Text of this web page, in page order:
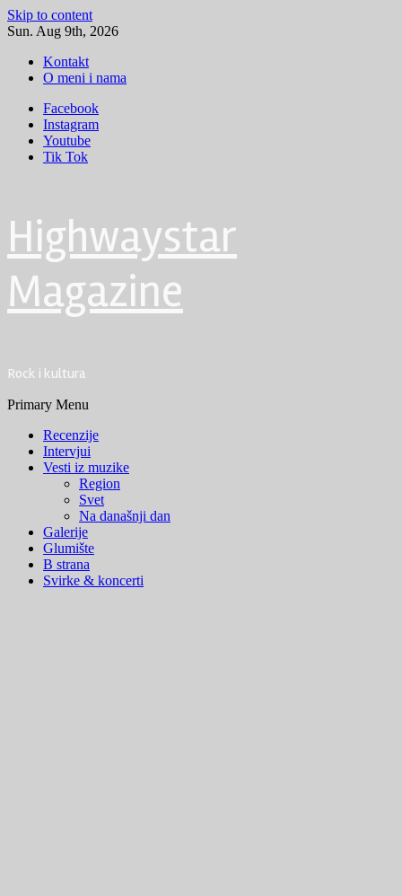
Skip to content
Sun. Aug 9th, 2026
Kontakt
O meni i nama
Facebook
Instagram
Youtube
Tik Tok
Highwaystar
Magazine
Rock i kultura
Primary Menu
Recenzije
Intervjui
Vesti iz muzike
Region
Svet
Na današnji dan
Galerije
Glumište
B strana
Svirke & koncerti